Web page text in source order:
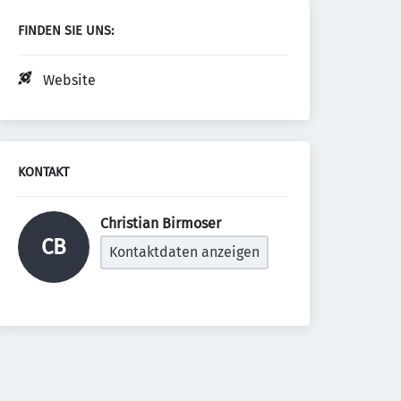
FINDEN SIE UNS:
Website
KONTAKT
CB
Christian Birmoser
Kontaktdaten anzeigen